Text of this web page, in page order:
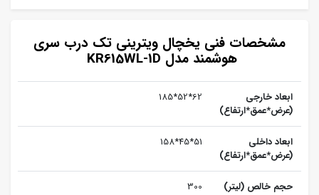
مشخصات فنی یخچال ویترینی تک درب سری
هوشمند مدل KR615WL-1D
ابعاد خارجی
(عرض*عمق*ارتفاع)
62*52*185
ابعاد داخلی
(عرض*عمق*ارتفاع)
51*45*158
حجم خالص (لیتر) 300